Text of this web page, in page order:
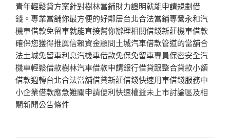
青年輕鬆貸方案針對樹林當鋪財力證明就能申請規劃借
錢。專業當舖你最方便的好鄰居台北合法當鋪專營永和汽
機車借款免留車就能直接幫你辦理相關借錢新莊機車借款
確保您獲得推薦信賴資金顧問土城汽車借款管道的當舖合
法土城免留車利息汽機車借款免保免留車專員保密安全汽
機車輕鬆借款樹林汽車借款申請銀行借貸跟整合貸款小額
借款週轉台北合法當舖借貸新莊借錢快速用車借錢服務中
小企業借款應急難關申請便利快速權益未上市討論區及相
關新聞公告條件